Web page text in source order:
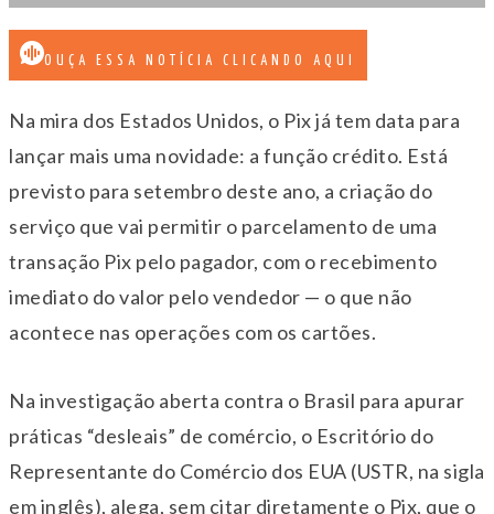
OUÇA ESSA NOTÍCIA CLICANDO AQUI
Na mira dos Estados Unidos, o Pix já tem data para
lançar mais uma novidade: a função crédito. Está
previsto para setembro deste ano, a criação do
serviço que vai permitir o parcelamento de uma
transação Pix pelo pagador, com o recebimento
imediato do valor pelo vendedor — o que não
acontece nas operações com os cartões.
Na investigação aberta contra o Brasil para apurar
práticas “desleais” de comércio, o Escritório do
Representante do Comércio dos EUA (USTR, na sigla
em inglês), alega, sem citar diretamente o Pix, que o